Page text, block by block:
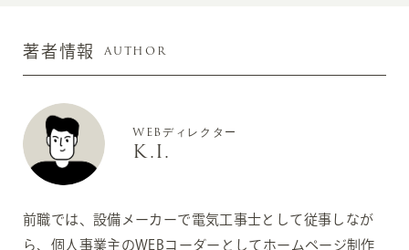
著者情報 AUTHOR
WEBディレクター
K.I.
前職では、設備メーカーで電気工事士として従事しなが
ら、個人事業主のWEBコーダーとしてホームページ制作